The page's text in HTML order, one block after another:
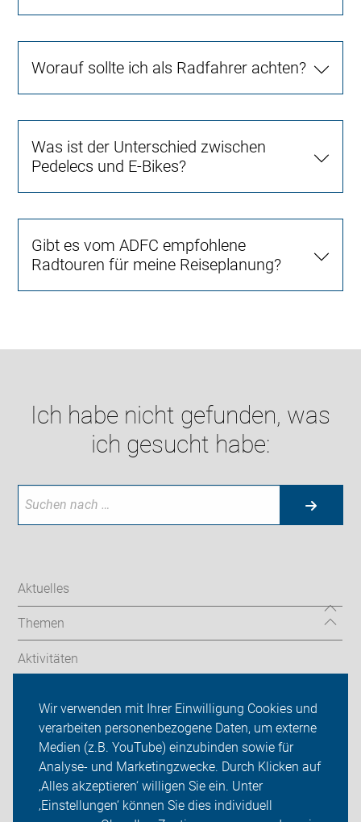
Wir verwenden mit Ihrer Einwilligung Cookies und
verarbeiten personenbezogene Daten, um externe
Medien (z.B. YouTube) einzubinden sowie für
Analyse- und Marketingzwecke. Durch Klicken auf
‚Alles akzeptieren‘ willigen Sie ein. Unter
‚Einstellungen‘ können Sie dies individuell
Worauf sollte ich als Radfahrer achten?
Was ist der Unterschied zwischen
Pedelecs und E-Bikes?
Gibt es vom ADFC empfohlene
Radtouren für meine Reiseplanung?
Ich habe nicht gefunden, was
ich gesucht habe:
Aktuelles
Themen
Aktivitäten
ADFC Göppingen
Sei dabei
Presse